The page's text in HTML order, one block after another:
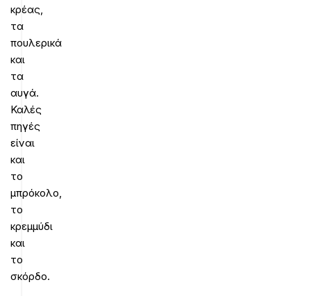
κρέας,
τα
πουλερικά
και
τα
αυγά.
Καλές
πηγές
είναι
και
το
μπρόκολο,
το
κρεμμύδι
και
το
σκόρδο.